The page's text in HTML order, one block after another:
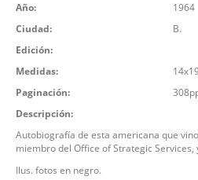
Año:
1964
Ciudad:
B.
Edición:
Medidas:
Paginación:
Descripción:
Autobiografía de esta americana que
miembro del Office of Strategic Services,
Ilus. fotos en negro.